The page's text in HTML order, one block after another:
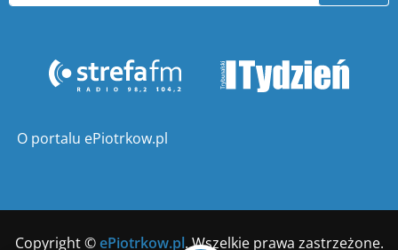
O portalu ePiotrkow.pl
Copyright ©ePiotrkow.pl. Wszelkie prawa zastrzeżone.